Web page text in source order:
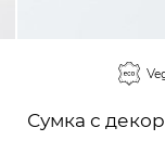
Сумка с